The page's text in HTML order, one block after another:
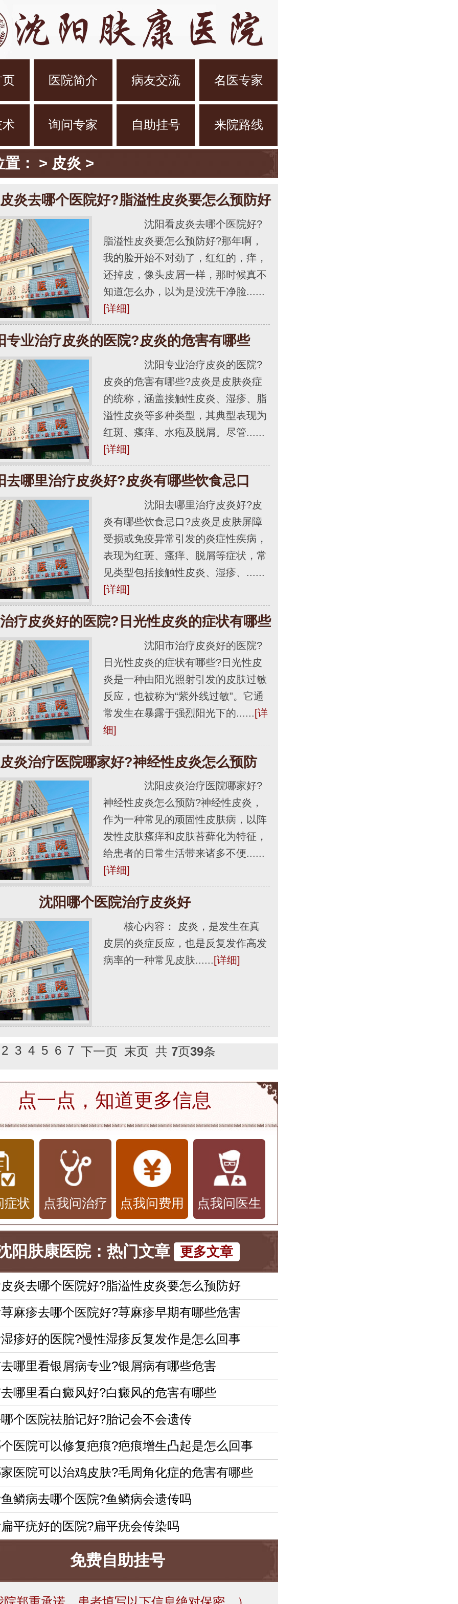
医院简介 病友交流 名医专家
询问专家 自助挂号 来院路线
： > 皮炎 >
炎去哪个医院好?脂溢性皮炎要怎么预防好
沈阳看皮炎去哪个医院好?
脂溢性皮炎要怎么预防好?那年啊，
我的脸开始不对劲了，红红的，痒，
还掉皮，像头皮屑一样，那时候真不
知道怎么办，以为是没洗干净脸......
[详细]
专业治疗皮炎的医院?皮炎的危害有哪些
沈阳专业治疗皮炎的医院?
皮炎的危害有哪些?皮炎是皮肤炎症
的统称，涵盖接触性皮炎、湿疹、脂
溢性皮炎等多种类型，其典型表现为
红斑、瘙痒、水疱及脱屑。尽管......
[详细]
去哪里治疗皮炎好?皮炎有哪些饮食忌口
沈阳去哪里治疗皮炎好?皮
炎有哪些饮食忌口?皮炎是皮肤屏障
受损或免疫异常引发的炎症性疾病，
表现为红斑、瘙痒、脱屑等症状，常
见类型包括接触性皮炎、湿疹、......
[详细]
疗皮炎好的医院?日光性皮炎的症状有哪些
沈阳市治疗皮炎好的医院?
日光性皮炎的症状有哪些?日光性皮
炎是一种由阳光照射引发的皮肤过敏
反应，也被称为“紫外线过敏”。它通
常发生在暴露于强烈阳光下的...... [详
细]
炎治疗医院哪家好?神经性皮炎怎么预防
沈阳皮炎治疗医院哪家好?
神经性皮炎怎么预防?神经性皮炎，
作为一种常见的顽固性皮肤病，以阵
发性皮肤瘙痒和皮肤苔藓化为特征，
给患者的日常生活带来诸多不便......
[详细]
沈阳哪个医院治疗皮炎好
核心内容： 皮炎，是发生在真
皮层的炎症反应，也是反复发作高发
病率的一种常见皮肤...... [详细]
2 3 4 5 6 7 下一页 末页 共 7页39条
点一点，知道更多信息
症状 点我问治疗 点我问费用 点我问医生
阳肤康医院：热门文章 更多文章
炎去哪个医院好?脂溢性皮炎要怎么预防好
麻疹去哪个医院好?荨麻疹早期有哪些危害
疹好的医院?慢性湿疹反复发作是怎么回事
哪里看银屑病专业?银屑病有哪些危害
哪里看白癜风好?白癜风的危害有哪些
个医院祛胎记好?胎记会不会遗传
医院可以修复疤痕?疤痕增生凸起是怎么回事
医院可以治鸡皮肤?毛周角化症的危害有哪些
鳞病去哪个医院?鱼鳞病会遗传吗
平疣好的医院?扁平疣会传染吗
免费自助挂号